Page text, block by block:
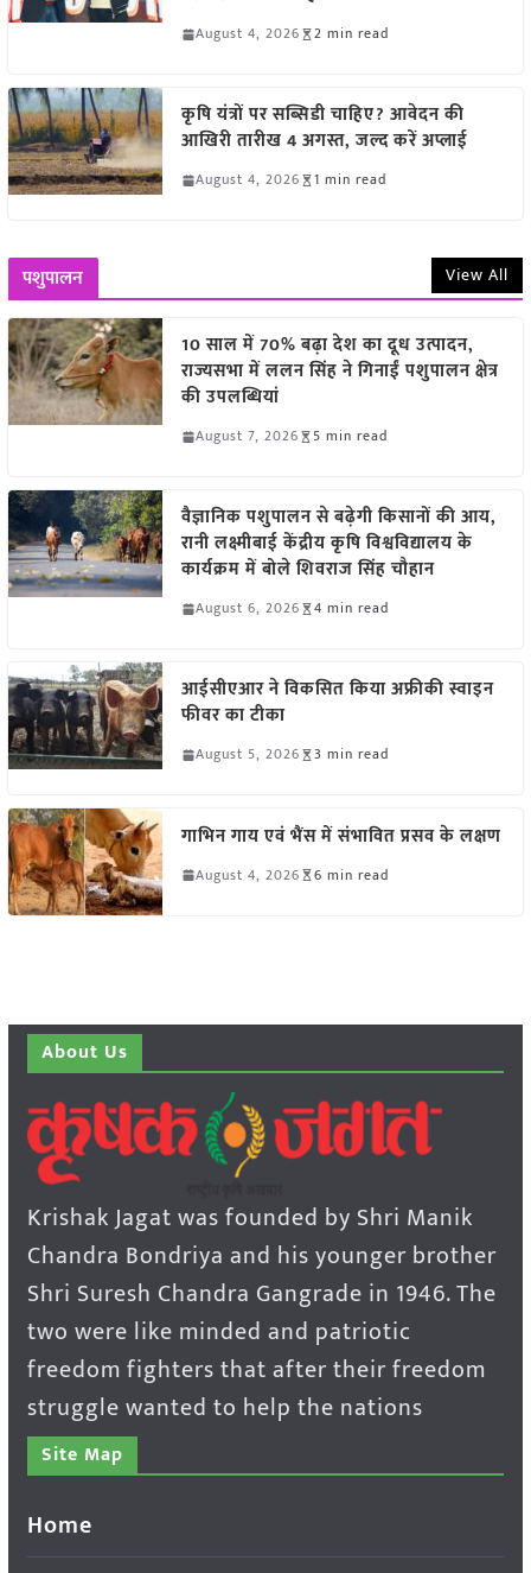
August 4, 2026 2 min read
कृषि यंत्रों पर सब्सिडी चाहिए? आवेदन की
आखिरी तारीख 4 अगस्त, जल्द करें अप्लाई
August 4, 2026 1 min read
पशुपालन View All
10 साल में 70% बढ़ा देश का दूध उत्पादन,
राज्यसभा में ललन सिंह ने गिनाईं पशुपालन क्षेत्र
की उपलब्धियां
August 7, 2026 5 min read
वैज्ञानिक पशुपालन से बढ़ेगी किसानों की आय,
रानी लक्ष्मीबाई केंद्रीय कृषि विश्वविद्यालय के
कार्यक्रम में बोले शिवराज सिंह चौहान
August 6, 2026 4 min read
आईसीएआर ने विकसित किया अफ्रीकी स्वाइन
फीवर का टीका
August 5, 2026 3 min read
गाभिन गाय एवं भैंस में संभावित प्रसव के लक्षण
August 4, 2026 6 min read
About Us
Krishak Jagat was founded by Shri Manik
Chandra Bondriya and his younger brother
Shri Suresh Chandra Gangrade in 1946. The
two were like minded and patriotic
freedom fighters that after their freedom
struggle wanted to help the nations
Site Map
Home